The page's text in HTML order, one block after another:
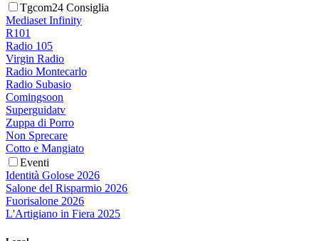
Tgcom24 Consiglia
Mediaset Infinity
R101
Radio 105
Virgin Radio
Radio Montecarlo
Radio Subasio
Comingsoon
Superguidatv
Zuppa di Porro
Non Sprecare
Cotto e Mangiato
Eventi
Identità Golose 2026
Salone del Risparmio 2026
Fuorisalone 2026
L'Artigiano in Fiera 2025